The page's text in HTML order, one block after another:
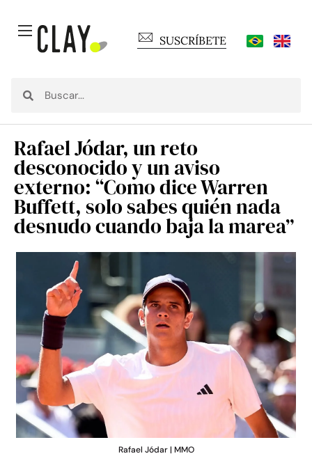
SUSCRÍBETE
Rafael Jódar, un reto
desconocido y un aviso
externo: “Como dice Warren
Buffett, solo sabes quién nada
desnudo cuando baja la marea”
Rafael Jódar | MMO